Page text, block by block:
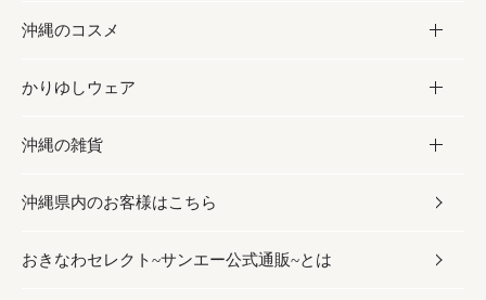
沖縄そば／乾麺
レトルト食品
乾物／粉類
塩
お酢／ドレッシング
しょうゆ
みそ
だし／スパイス／島唐辛子
黒糖
ちんすこう
伝統菓子
スナック
おつまみ
お酒・ドリンク
泡盛
ビール・チューハイ
ワイン・ウィスキー・カクテル
ドリンク
沖縄のコスメ
コスメ
スキンケア
ボディケア
ヘアケア
かりゆしウェア
かりゆしウェア
メンズ
レディース
沖縄の雑貨
雑貨
沖縄ファッション
沖縄県内のお客様はこちら
おきなわセレクト~サンエー公式通販~とは